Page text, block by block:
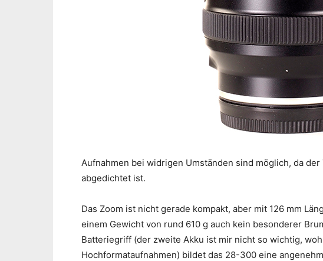
Aufnahmen bei widrigen Umständen sind möglich, da
abgedichtet ist.
Das Zoom ist nicht gerade kompakt, aber mit 126 mm
einem Gewicht von rund 610 g auch kein besonderer
Batteriegriff (der zweite Akku ist mir nicht so wichtig,
Hochformataufnahmen) bildet das 28-300 eine